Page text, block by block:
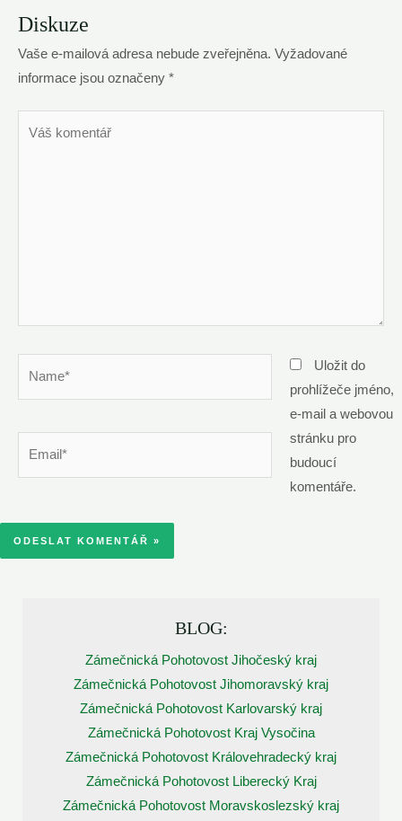
Diskuze
Vaše e-mailová adresa nebude zveřejněna. Vyžadované
informace jsou označeny *
Uložit do
prohlížeče jméno,
e-mail a webovou
stránku pro
budoucí
komentáře.
BLOG:
Zámečnická Pohotovost Jihočeský kraj
Zámečnická Pohotovost Jihomoravský kraj
Zámečnická Pohotovost Karlovarský kraj
Zámečnická Pohotovost Kraj Vysočina
Zámečnická Pohotovost Královehradecký kraj
Zámečnická Pohotovost Liberecký Kraj
Zámečnická Pohotovost Moravskoslezský kraj